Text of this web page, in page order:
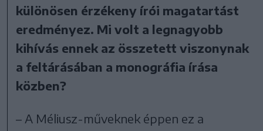
különösen érzékeny írói magatartást
eredményez. Mi volt a legnagyobb
kihívás ennek az összetett viszonynak
a feltárásában a monográfia írása
közben?
– A Méliusz-műveknek éppen ez a